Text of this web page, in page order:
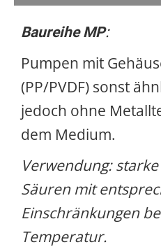
Baureihe MP:
Pumpen mit
(PP/PVDF) sonst
jedoch ohne
dem Medium.
Verwendung:
Säuren mit
Einschränkungen
Temperatur.